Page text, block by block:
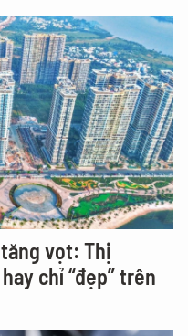
vọt: Thị
chỉ “đẹp” trên